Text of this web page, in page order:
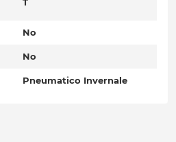
No
No
Pneumatico Invernale